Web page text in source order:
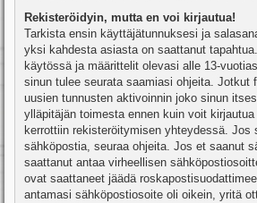
Rekisteröidyin, mutta en voi kirjautua!
Tarkista ensin käyttäjätunnuksesi ja
yksi kahdesta asiasta on saattanut
käytössä ja määrittelit olevasi alle 13-
sinun tulee seurata saamiasi ohjeita. Jotkut
uusien tunnusten aktivoinnin joko sinun
ylläpitäjän toimesta ennen kuin voit
kerrottiin rekisteröitymisen yhteydessä. Jos
sähköpostia, seuraa ohjeita. Jos et saanut
saattanut antaa virheellisen
ovat saattaneet jäädä
antamasi sähköpostiosoite oli oikein, yritä